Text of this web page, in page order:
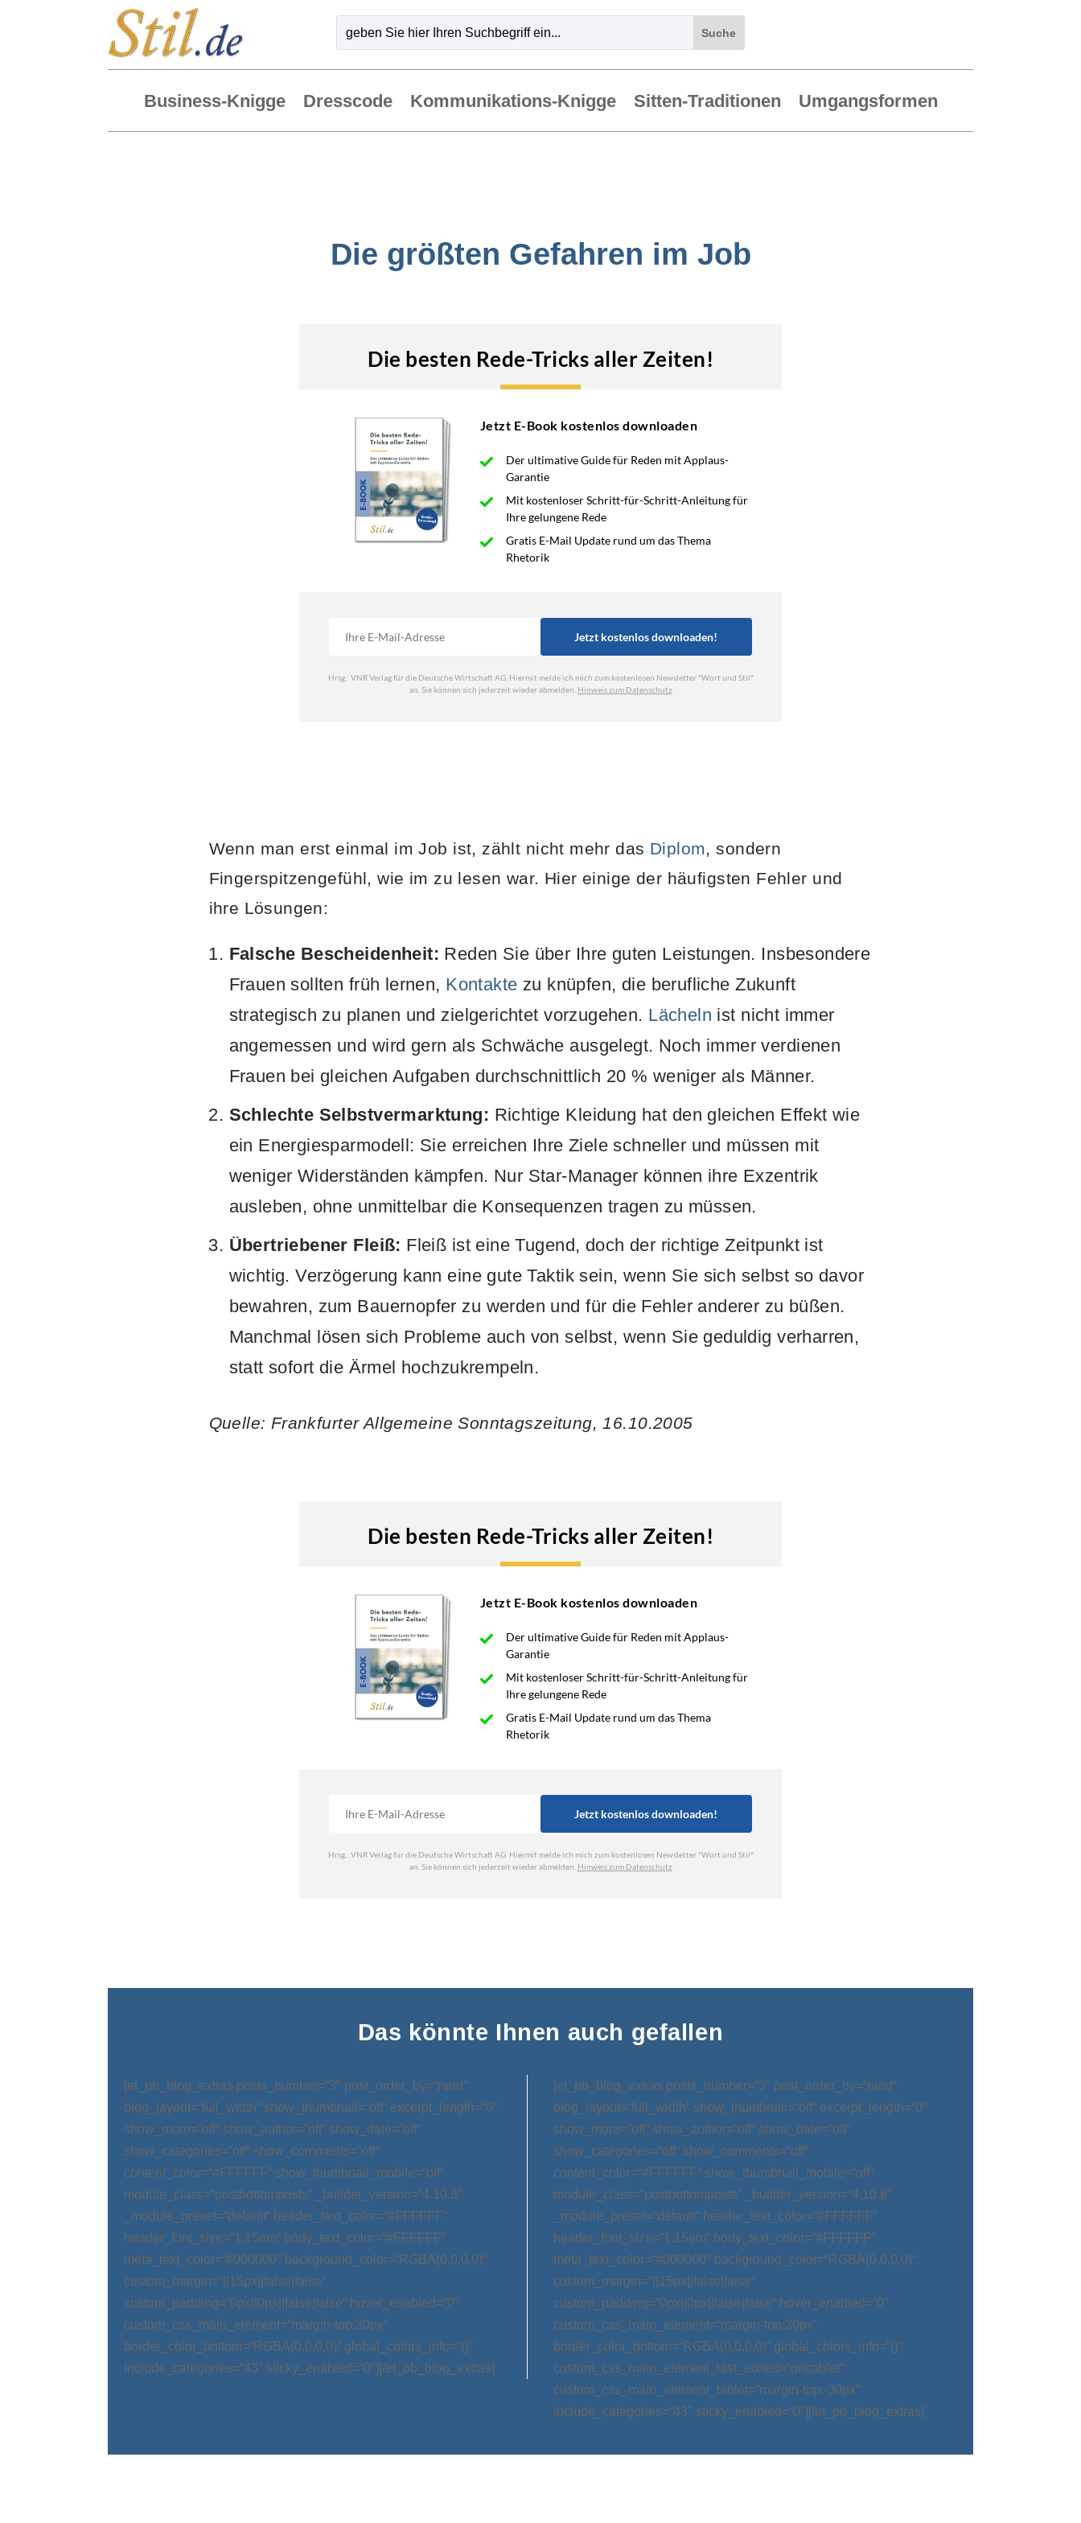
Business-Knigge Dresscode Kommunikations-Knigge Sitten-Traditionen Umgangsformen
Die größten Gefahren im Job
Wenn man erst einmal im Job ist, zählt nicht mehr das Diplom, sondern
Fingerspitzengefühl, wie im zu lesen war. Hier einige der häufigsten Fehler und
ihre Lösungen:
Falsche Bescheidenheit: Reden Sie über Ihre guten Leistungen. Insbesondere
Frauen sollten früh lernen, Kontakte zu knüpfen, die berufliche Zukunft
strategisch zu planen und zielgerichtet vorzugehen. Lächeln ist nicht immer
angemessen und wird gern als Schwäche ausgelegt. Noch immer verdienen
Frauen bei gleichen Aufgaben durchschnittlich 20 % weniger als Männer.
Schlechte Selbstvermarktung: Richtige Kleidung hat den gleichen Effekt wie
ein Energiesparmodell: Sie erreichen Ihre Ziele schneller und müssen mit
weniger Widerständen kämpfen. Nur Star-Manager können ihre Exzentrik
ausleben, ohne unmittelbar die Konsequenzen tragen zu müssen.
Übertriebener Fleiß: Fleiß ist eine Tugend, doch der richtige Zeitpunkt ist
wichtig. Verzögerung kann eine gute Taktik sein, wenn Sie sich selbst so davor
bewahren, zum Bauernopfer zu werden und für die Fehler anderer zu büßen.
Manchmal lösen sich Probleme auch von selbst, wenn Sie geduldig verharren,
statt sofort die Ärmel hochzukrempeln.
Quelle: Frankfurter Allgemeine Sonntagszeitung, 16.10.2005
Das könnte Ihnen auch gefallen
[et_pb_blog_extras posts_number=“3″ post_order_by=“rand“
blog_layout=“full_width“ show_thumbnail=“off“ excerpt_length=“0″
show_more=“off“ show_author=“off“ show_date=“off“
show_categories=“off“ show_comments=“off“
content_color=“#FFFFFF“ show_thumbnail_mobile=“off“
module_class=“postbottomposts“ _builder_version=“4.10.8″
_module_preset=“default“ header_text_color=“#FFFFFF“
header_font_size=“1.15em“ body_text_color=“#FFFFFF“
meta_text_color=“#000000″ background_color=“RGBA(0,0,0,0)“
custom_margin=“||15px||false|false“
custom_padding=“0px||0px||false|false“ hover_enabled=“0″
custom_css_main_element=“margin-top:30px“
border_color_bottom=“RGBA(0,0,0,0)“ global_colors_info=“{}“
include_categories=“43″ sticky_enabled=“0″][/et_pb_blog_extras]
[et_pb_blog_extras posts_number=“3″ post_order_by=“rand“
blog_layout=“full_width“ show_thumbnail=“off“ excerpt_length=“0″
show_more=“off“ show_author=“off“ show_date=“off“
show_categories=“off“ show_comments=“off“
content_color=“#FFFFFF“ show_thumbnail_mobile=“off“
module_class=“postbottomposts“ _builder_version=“4.10.8″
_module_preset=“default“ header_text_color=“#FFFFFF“
header_font_size=“1.15em“ body_text_color=“#FFFFFF“
meta_text_color=“#000000″ background_color=“RGBA(0,0,0,0)“
custom_margin=“||15px||false|false“
custom_padding=“0px||0px||false|false“ hover_enabled=“0″
custom_css_main_element=“margin-top:30px“
border_color_bottom=“RGBA(0,0,0,0)“ global_colors_info=“{}“
custom_css_main_element_last_edited=“on|tablet“
custom_css_main_element_tablet=“margin-top:-30px“
include_categories=“43″ sticky_enabled=“0″][/et_pb_blog_extras]